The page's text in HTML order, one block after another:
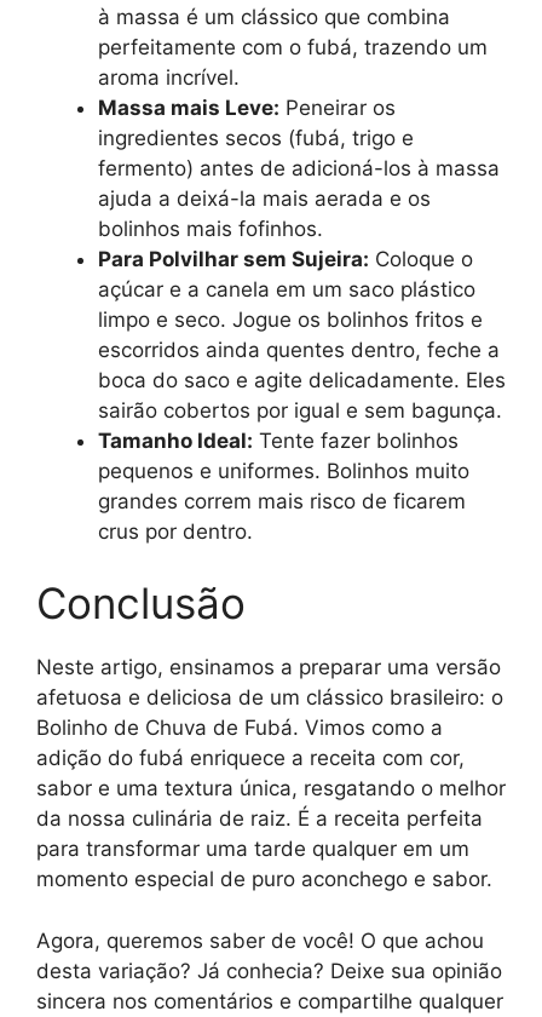
à massa é um clássico que combina
perfeitamente com o fubá, trazendo um
aroma incrível.
Massa mais Leve: Peneirar os
ingredientes secos (fubá, trigo e
fermento) antes de adicioná-los à massa
ajuda a deixá-la mais aerada e os
bolinhos mais fofinhos.
Para Polvilhar sem Sujeira: Coloque o
açúcar e a canela em um saco plástico
limpo e seco. Jogue os bolinhos fritos e
escorridos ainda quentes dentro, feche a
boca do saco e agite delicadamente. Eles
sairão cobertos por igual e sem bagunça.
Tamanho Ideal: Tente fazer bolinhos
pequenos e uniformes. Bolinhos muito
grandes correm mais risco de ficarem
crus por dentro.
Conclusão
Neste artigo, ensinamos a preparar uma versão
afetuosa e deliciosa de um clássico brasileiro: o
Bolinho de Chuva de Fubá. Vimos como a
adição do fubá enriquece a receita com cor,
sabor e uma textura única, resgatando o melhor
da nossa culinária de raiz. É a receita perfeita
para transformar uma tarde qualquer em um
momento especial de puro aconchego e sabor.
Agora, queremos saber de você! O que achou
desta variação? Já conhecia? Deixe sua opinião
sincera nos comentários e compartilhe qualquer